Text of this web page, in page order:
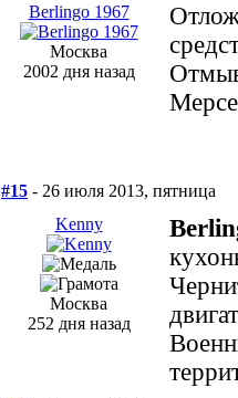
Berlingo 1967
Москва
2002 дня назад
#15 - 26 июля 2013, пятница
Kenny
Москва
252 дня назад